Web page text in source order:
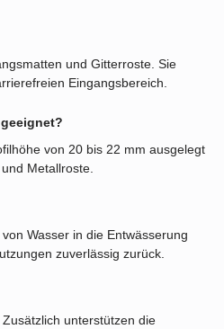
und Gitterroste. Sie
Eingangsbereich.
von 20 bis 22 mm ausgelegt
Metallroste.
Wasser in die Entwässerung
zuverlässig zurück.
unterstützen die